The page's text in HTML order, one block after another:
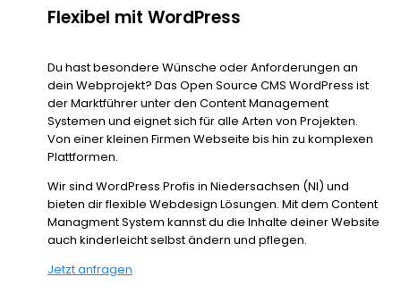
Flexibel mit WordPress
Du hast besondere Wünsche oder Anforderungen an
dein Webprojekt? Das Open Source CMS WordPress ist
der Marktführer unter den Content Management
Systemen und eignet sich für alle Arten von Projekten.
Von einer kleinen Firmen Webseite bis hin zu komplexen
Plattformen.
Wir sind WordPress Profis in Niedersachsen (NI) und
bieten dir flexible Webdesign Lösungen. Mit dem Content
Managment System kannst du die Inhalte deiner Website
auch kinderleicht selbst ändern und pflegen.
Jetzt anfragen